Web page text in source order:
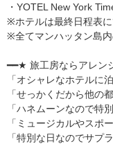
・YOTEL New York
※ホテルは最終日程表に
※全てマンハッタン島内
━━★ 旅工房ならアレ
「オシャレなホテルに
「せっかくだから他の
「ハネムーンなので特
「ミュージカルやスポ
「特別な日なのでサプ